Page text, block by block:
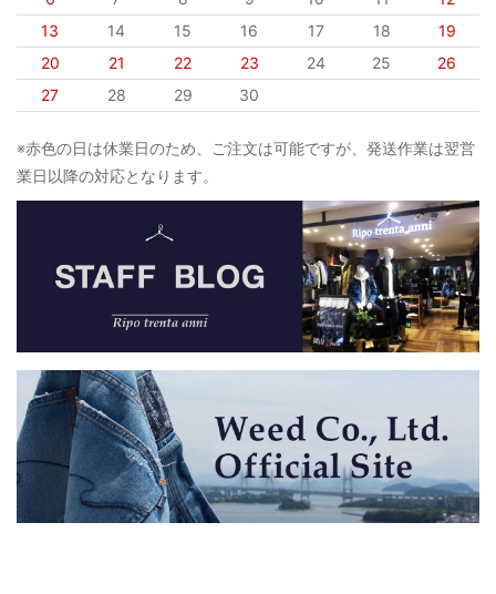
13
14 15 16 17 18
19
20
21 22 23 24 25
26
27
28 29 30
※赤色の日は休業日のため、ご注文は可能ですが、発送作業は翌営
業日以降の対応となります。